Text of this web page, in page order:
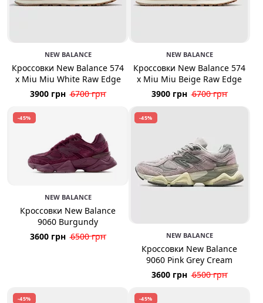
NEW BALANCE
Кроссовки New Balance 574
x Miu Miu White Raw Edge
3900 грн 6700 грн
NEW BALANCE
Кроссовки New Balance 574
x Miu Miu Beige Raw Edge
3900 грн 6700 грн
-45%
NEW BALANCE
Кроссовки New Balance
9060 Burgundy
3600 грн 6500 грн
-45%
NEW BALANCE
Кроссовки New Balance
9060 Pink Grey Cream
3600 грн 6500 грн
-45% -45%